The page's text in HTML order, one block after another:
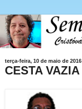
terça-feira, 10 de maio de 2016
CESTA VAZIA